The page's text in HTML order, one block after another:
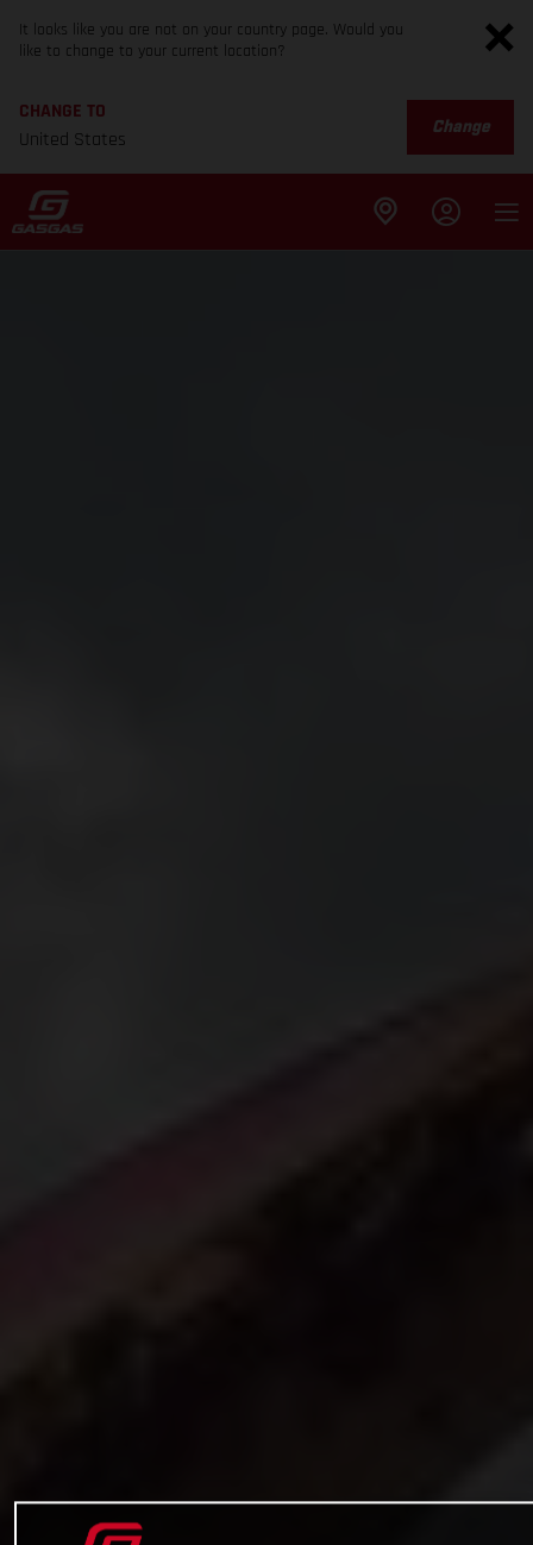
It looks like you are not on your country page. Would you
like to change to your current location?
CHANGE TO
United States
Change